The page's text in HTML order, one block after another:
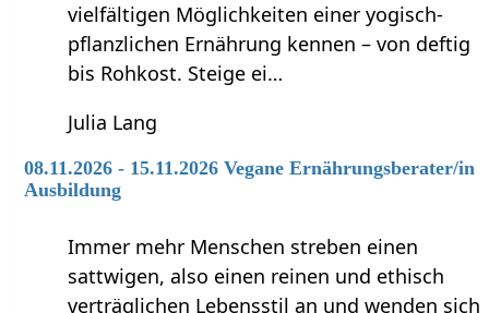
vielfältigen Möglichkeiten einer yogisch-
pflanzlichen Ernährung kennen – von deftig
bis Rohkost. Steige ei…
Julia Lang
08.11.2026 - 15.11.2026 Vegane Ernährungsberater/in
Ausbildung
Immer mehr Menschen streben einen
sattwigen, also einen reinen und ethisch
verträglichen Lebensstil an und wenden sich